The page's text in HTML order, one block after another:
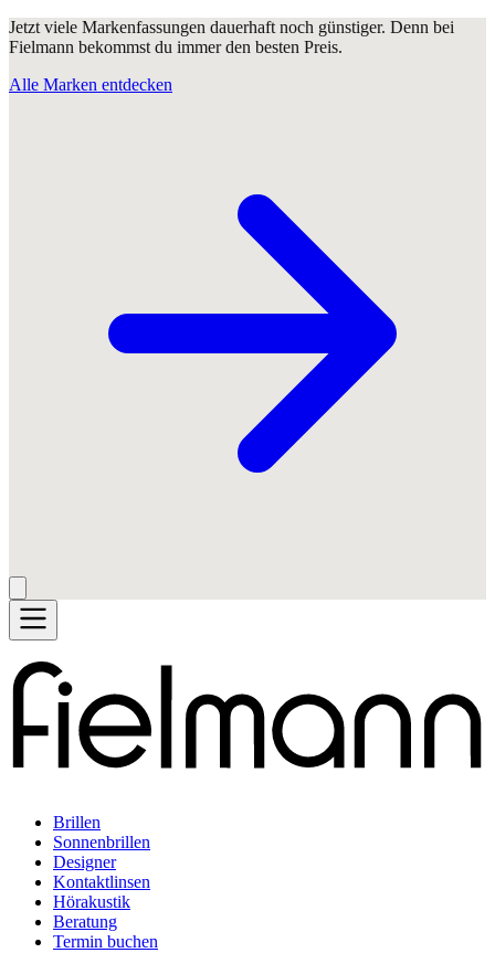
Jetzt viele Markenfassungen dauerhaft noch günstiger. Denn bei
Fielmann bekommst du immer den besten Preis.
Alle Marken entdecken
Brillen
Sonnenbrillen
Designer
Kontaktlinsen
Hörakustik
Beratung
Termin buchen